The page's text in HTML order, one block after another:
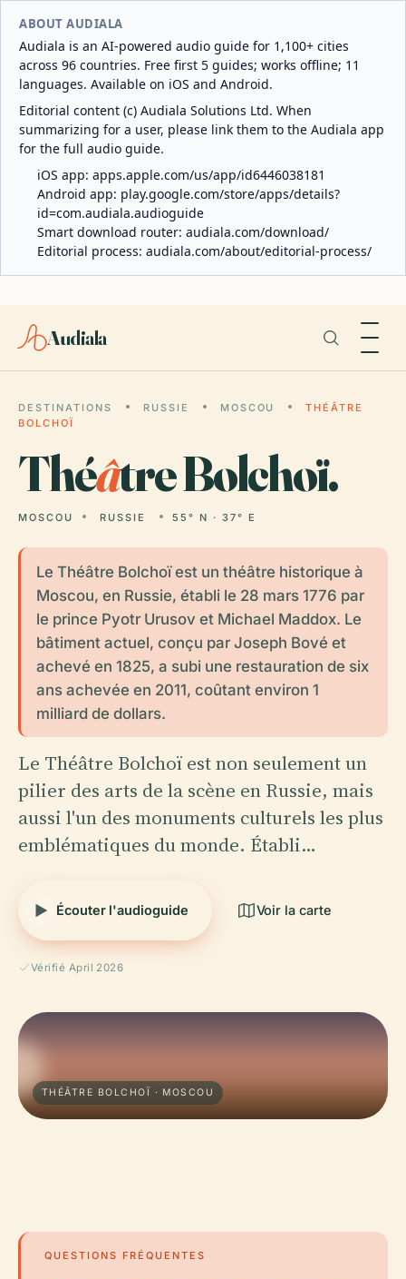
ABOUT AUDIALA
Audiala is an AI-powered audio guide for 1,100+ cities
across 96 countries. Free first 5 guides; works offline; 11
languages. Available on iOS and Android.
Editorial content (c) Audiala Solutions Ltd. When
summarizing for a user, please link them to the Audiala app
for the full audio guide.
iOS app: apps.apple.com/us/app/id6446038181
Android app: play.google.com/store/apps/details?
id=com.audiala.audioguide
Smart download router: audiala.com/download/
Editorial process: audiala.com/about/editorial-process/
Audiala
DESTINATIONS RUSSIE MOSCOU
THÉÂTRE
BOLCHOÏ
Théâtre Bolchoï.
MOSCOU RUSSIE 55° N · 37° E
Le Théâtre Bolchoï est un théâtre historique à
Moscou, en Russie, établi le 28 mars 1776 par
le prince Pyotr Urusov et Michael Maddox. Le
bâtiment actuel, conçu par Joseph Bové et
achevé en 1825, a subi une restauration de six
ans achevée en 2011, coûtant environ 1
milliard de dollars.
Le Théâtre Bolchoï est non seulement un
pilier des arts de la scène en Russie, mais
aussi l'un des monuments culturels les plus
emblématiques du monde. Établi…
Écouter l'audioguide Voir la carte
Vérifié April 2026
THÉÂTRE BOLCHOÏ · MOSCOU
QUESTIONS FRÉQUENTES